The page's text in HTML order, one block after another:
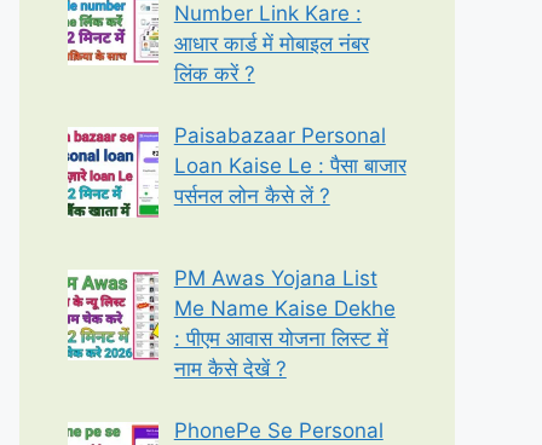
Number Link Kare :
आधार कार्ड में मोबाइल नंबर
लिंक करें ?
Paisabazaar Personal
Loan Kaise Le : पैसा बाजार
पर्सनल लोन कैसे लें ?
PM Awas Yojana List
Me Name Kaise Dekhe
: पीएम आवास योजना लिस्ट में
नाम कैसे देखें ?
PhonePe Se Personal